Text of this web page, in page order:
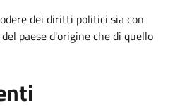
dei diritti politici sia con
paese d'origine che di quello